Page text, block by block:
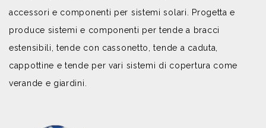
accessori e componenti per sistemi solari. Progetta e
produce sistemi e componenti per tende a bracci
estensibili, tende con cassonetto, tende a caduta,
cappottine e tende per vari sistemi di copertura come
verande e giardini.